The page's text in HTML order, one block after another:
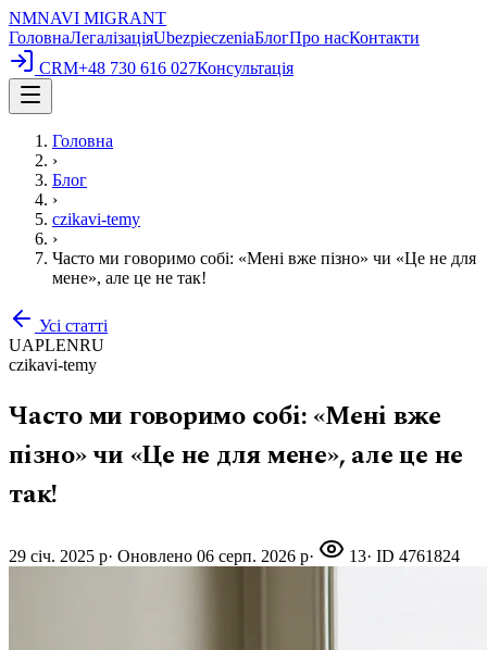
NMNAVI MIGRANT
ГоловнаЛегалізаціяUbezpieczeniaБлогПро насКонтакти
CRM+48 730 616 027Консультація
Головна
›
Блог
›
czikavi-temy
›
Часто ми говоримо собі: «Мені вже пізно» чи «Це не для
мене», але це не так!
Усі статті
UAPLENRU
czikavi-temy
Часто ми говоримо собі: «Мені вже
пізно» чи «Це не для мене», але це не
так!
29 січ. 2025 р· Оновлено 06 серп. 2026 р· 13· ID 4761824